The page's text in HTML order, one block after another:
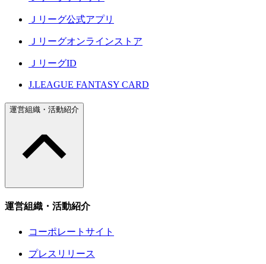
Ｊリーグ公式アプリ
Ｊリーグオンラインストア
ＪリーグID
J.LEAGUE FANTASY CARD
運営組織・活動紹介
運営組織・活動紹介
コーポレートサイト
プレスリリース